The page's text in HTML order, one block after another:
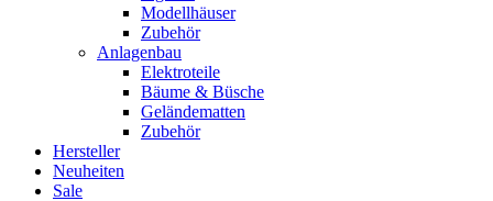
Modellhäuser
Zubehör
Anlagenbau
Elektroteile
Bäume & Büsche
Geländematten
Zubehör
Hersteller
Neuheiten
Sale